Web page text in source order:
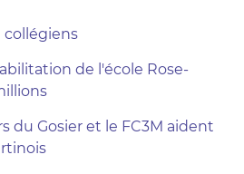
collégiens
de l'école Rose-
du Gosier et le FC3M aident